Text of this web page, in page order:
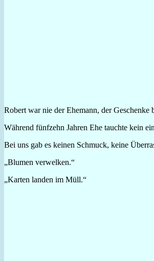
Robert war nie der Ehemann, der Geschenke
Während fünfzehn Jahren Ehe tauchte kein
Bei uns gab es keinen Schmuck, keine
„Blumen verwelken.“
„Karten landen im Müll.“